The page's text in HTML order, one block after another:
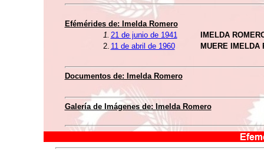
Efémérides de: Imelda Romero
1. 21 de junio de 1941
IMELDA
2. 11 de abril de 1960 MUERE IMELDA
Documentos de: Imelda Romero
Galería de Imágenes de: Imelda Romero